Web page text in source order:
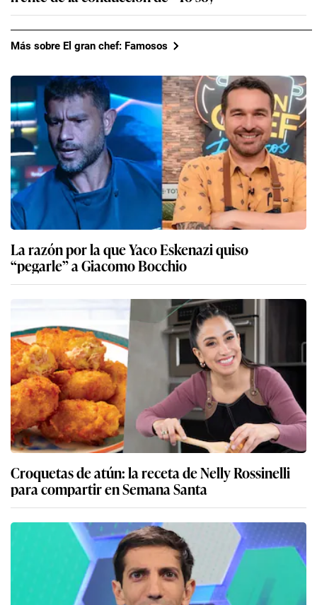
Más sobre El gran chef: Famosos
La razón por la que Yaco Eskenazi quiso
“pegarle” a Giacomo Bocchio
Croquetas de atún: la receta de Nelly Rossinelli
para compartir en Semana Santa